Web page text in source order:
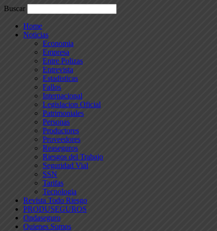
Buscar
Home
Noticias
Economia
Empresa
Entre Polizas
Entrevista
Estadisticas
Fallos
Internacional
Legislacion Oficial
Patrimoniales
Personas
Productores
Proveedores
Reaseguros
Riesgos del Trabajo
Seguridad Vial
SSN
Tarifas
Tecnologia
Revista Todo Riesgo
PRODUSEGUROS
Ondaseguro
Quienes Somos